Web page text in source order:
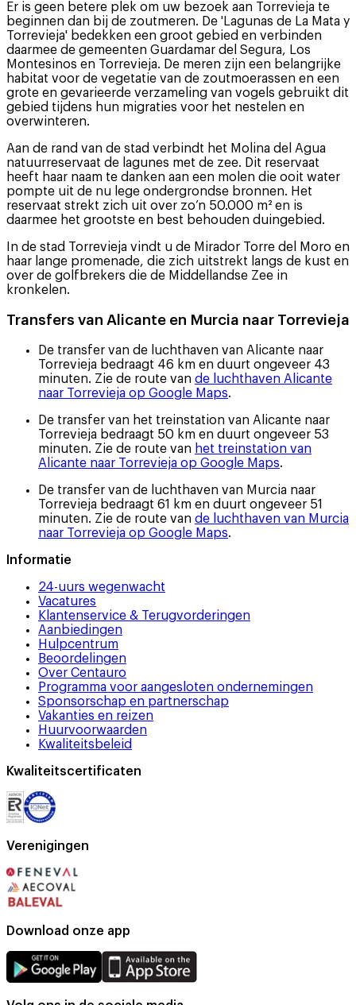
Er is geen betere plek om uw bezoek aan Torrevieja te
beginnen dan bij de zoutmeren. De 'Lagunas de La Mata y
Torrevieja' bedekken een groot gebied en verbinden
daarmee de gemeenten Guardamar del Segura, Los
Montesinos en Torrevieja. De meren zijn een belangrijke
habitat voor de vegetatie van de zoutmoerassen en een
grote en gevarieerde verzameling van vogels gebruikt dit
gebied tijdens hun migraties voor het nestelen en
overwinteren.
Aan de rand van de stad verbindt het Molina del Agua
natuurreservaat de lagunes met de zee. Dit reservaat
heeft haar naam te danken aan een molen die ooit water
pompte uit de nu lege ondergrondse bronnen. Het
reservaat strekt zich uit over zo’n 50.000 m² en is
daarmee het grootste en best behouden duingebied.
In de stad Torrevieja vindt u de Mirador Torre del Moro en
haar lange promenade, die zich uitstrekt langs de kust en
over de golfbrekers die de Middellandse Zee in
kronkelen.
Transfers van Alicante en Murcia naar Torrevieja
De transfer van de luchthaven van Alicante naar
Torrevieja bedraagt 46 km en duurt ongeveer 43
minuten. Zie de route van de luchthaven Alicante
naar Torrevieja op Google Maps.
De transfer van het treinstation van Alicante naar
Torrevieja bedraagt 50 km en duurt ongeveer 53
minuten. Zie de route van het treinstation van
Alicante naar Torrevieja op Google Maps.
De transfer van de luchthaven van Murcia naar
Torrevieja bedraagt 61 km en duurt ongeveer 51
minuten. Zie de route van de luchthaven van Murcia
naar Torrevieja op Google Maps.
Informatie
24-uurs wegenwacht
Vacatures
Klantenservice & Terugvorderingen
Aanbiedingen
Hulpcentrum
Beoordelingen
Over Centauro
Programma voor aangesloten ondernemingen
Sponsorschap en partnerschap
Vakanties en reizen
Huurvoorwaarden
Kwaliteitsbeleid
Kwaliteitscertificaten
Verenigingen
Download onze app